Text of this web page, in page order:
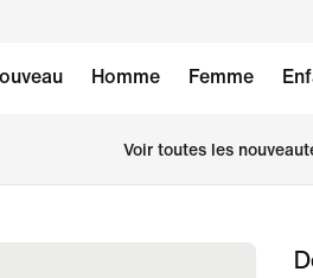
Homme Femme
Voir toutes les
image